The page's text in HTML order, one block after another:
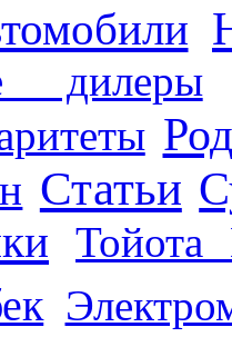
дилеры
Статьи
Тойота